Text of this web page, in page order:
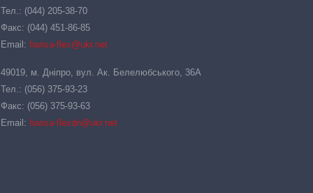
Тел.: (044) 205-38-70
Факс: (044) 451-86-85
Email: hansa-flex@ukr.net
49019, м. Дніпро, вул. Ак. Белелюбського, 36А
Тел.: (056) 375-93-23
Факс: (056) 375-93-63
Email: hansa-flexdn@ukr.net